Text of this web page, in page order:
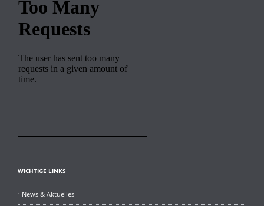
WICHTIGE LINKS
News & Aktuelles